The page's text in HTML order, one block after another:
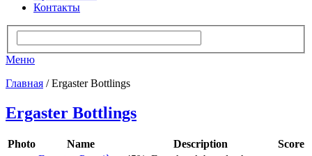
Контакты
Меню
Главная / Ergaster Bottlings
Ergaster Bottlings
Photo Name Description
Score